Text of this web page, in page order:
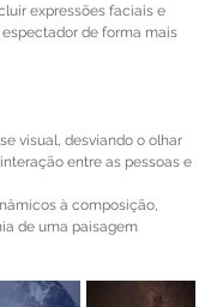
expressões faciais e
de forma mais
visual, desviando o olhar
entre as pessoas e
à composição,
de uma paisagem